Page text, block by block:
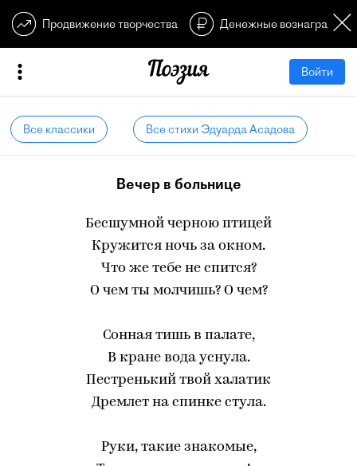
Продвижение творчества Денежные
Войти
Все классики Все стихи Эдуарда Асадова
Вечер в больнице
Бесшумной черною птицей
Кружится ночь за окном.
Что же тебе не спится?
О чем ты молчишь? О чем?
Сонная тишь в палате,
В кране вода уснула.
Пестренький твой халатик
Дремлет на спинке стула.
Руки, такие знакомые,